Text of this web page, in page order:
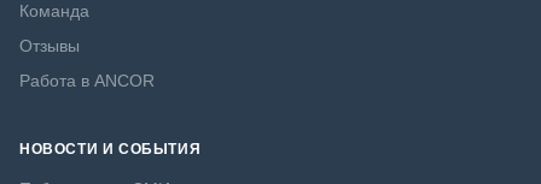
Команда
Отзывы
Работа в ANCOR
НОВОСТИ И СОБЫТИЯ